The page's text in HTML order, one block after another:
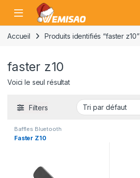
Skip to navigation
Skip to content
Open
Accueil Produits identifiés “faster z10”
faster z10
Voici le seul résultat
Filters
Baffles Bluetooth
Faster Z10